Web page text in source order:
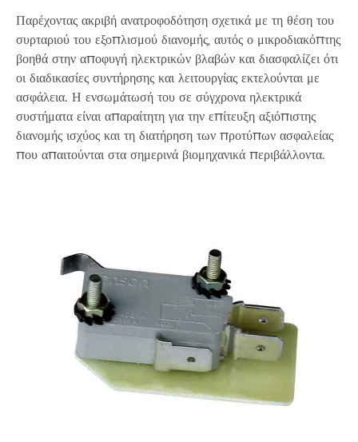
Παρέχοντας ακριβή ανατροφοδότηση σχετικά με τη θέση του
συρταριού του εξοπλισμού διανομής, αυτός ο μικροδιακόπτης
βοηθά στην αποφυγή ηλεκτρικών βλαβών και διασφαλίζει ότι
οι διαδικασίες συντήρησης και λειτουργίας εκτελούνται με
ασφάλεια. Η ενσωμάτωσή του σε σύγχρονα ηλεκτρικά
συστήματα είναι απαραίτητη για την επίτευξη αξιόπιστης
διανομής ισχύος και τη διατήρηση των προτύπων ασφαλείας
που απαιτούνται στα σημερινά βιομηχανικά περιβάλλοντα.